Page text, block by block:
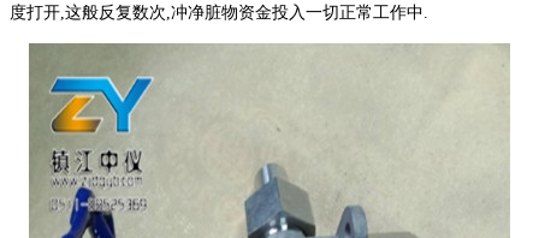
度打开,这般反复数次,冲净脏物资金投入一切正常工作中.